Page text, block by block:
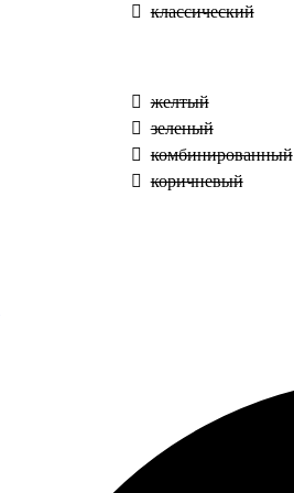
классический
желтый
зеленый
комбинированный
коричневый